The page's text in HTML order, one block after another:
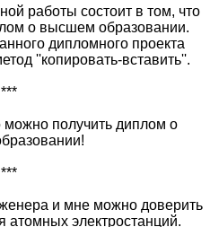
работы состоит в том, что
о высшем образовании.
дипломного проекта
''копировать-вставить''.
***
получить диплом о
***
и мне можно доверить
атомных электростанций.